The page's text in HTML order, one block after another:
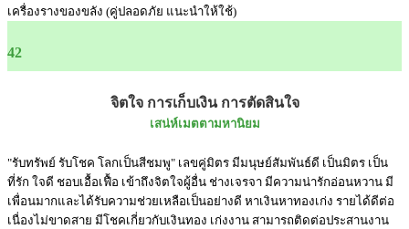
เครื่องรางของขลัง (คู่ปลอดภัย แนะนำให้ใช้)
42
จิตใจ การเก็บเงิน การตัดสินใจ
เสน่ห์เมตตามหานิยม
"รับทรัพย์ รับโชค โลกเป็นสีชมพู" เลขคู่มิตร มีมนุษย์สัมพันธ์ดี เป็นมิตร เป็น
ที่รัก ใจดี ชอบเอื้อเฟื้อ เข้าถึงจิตใจผู้อื่น ช่างเจรจา มีความน่ารักอ่อนหวาน มี
เพื่อนมากและได้รับความช่วยเหลือเป็นอย่างดี หาเงินหาทองเก่ง รายได้ดีต่อ
เนื่องไม่ขาดสาย มีโชคเกี่ยวกับเงินทอง เก่งงาน สามารถติดต่อประสานงาน